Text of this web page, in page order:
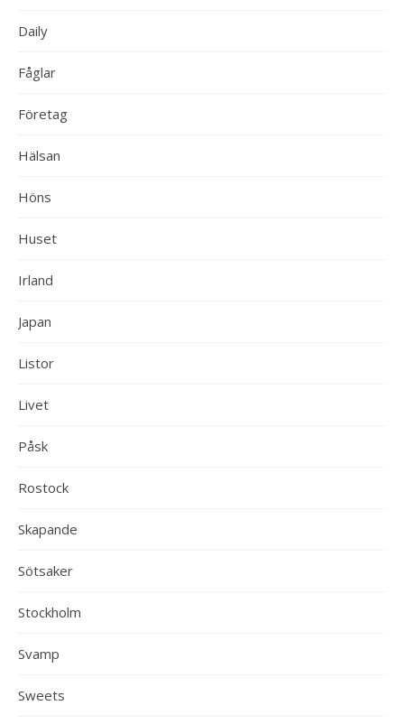
Daily
Fåglar
Företag
Hälsan
Höns
Huset
Irland
Japan
Listor
Livet
Påsk
Rostock
Skapande
Sötsaker
Stockholm
Svamp
Sweets